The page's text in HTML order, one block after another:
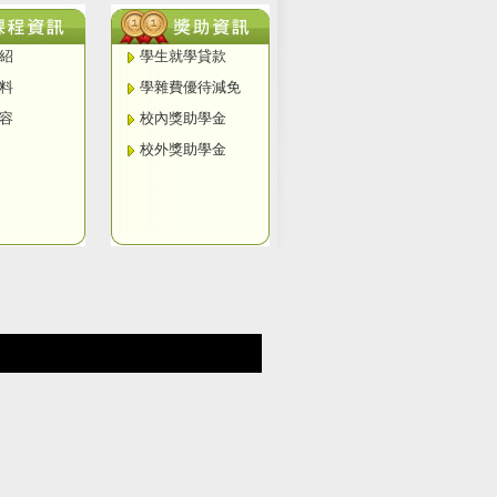
學生就學貸款
學雜費優待減免
校內獎助學金
校外獎助學金